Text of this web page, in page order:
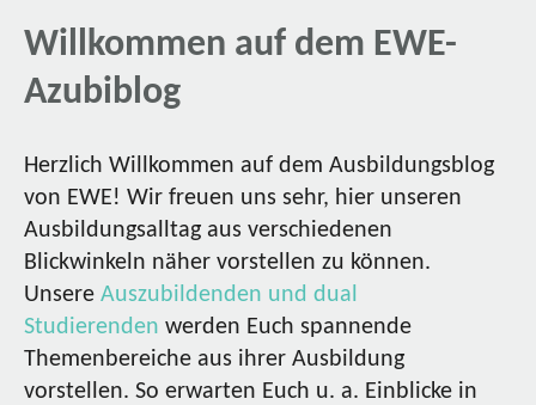
Willkommen auf dem EWE-
Azubiblog
Herzlich Willkommen auf dem Ausbildungsblog
von EWE! Wir freuen uns sehr, hier unseren
Ausbildungsalltag aus verschiedenen
Blickwinkeln näher vorstellen zu können.
Unsere Auszubildenden und dual
Studierenden werden Euch spannende
Themenbereiche aus ihrer Ausbildung
vorstellen. So erwarten Euch u. a. Einblicke in